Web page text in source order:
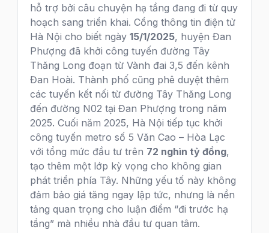
hỗ trợ bởi câu chuyện hạ tầng đang đi từ quy
hoạch sang triển khai. Cổng thông tin điện tử
Hà Nội cho biết ngày 15/1/2025, huyện Đan
Phượng đã khởi công tuyến đường Tây
Thăng Long đoạn từ Vành đai 3,5 đến kênh
Đan Hoài. Thành phố cũng phê duyệt thêm
các tuyến kết nối từ đường Tây Thăng Long
đến đường N02 tại Đan Phượng trong năm
2025. Cuối năm 2025, Hà Nội tiếp tục khởi
công tuyến metro số 5 Văn Cao – Hòa Lạc
với tổng mức đầu tư trên 72 nghìn tỷ đồng,
tạo thêm một lớp kỳ vọng cho không gian
phát triển phía Tây. Những yếu tố này không
đảm bảo giá tăng ngay lập tức, nhưng là nền
tảng quan trọng cho luận điểm “đi trước hạ
tầng” mà nhiều nhà đầu tư quan tâm.